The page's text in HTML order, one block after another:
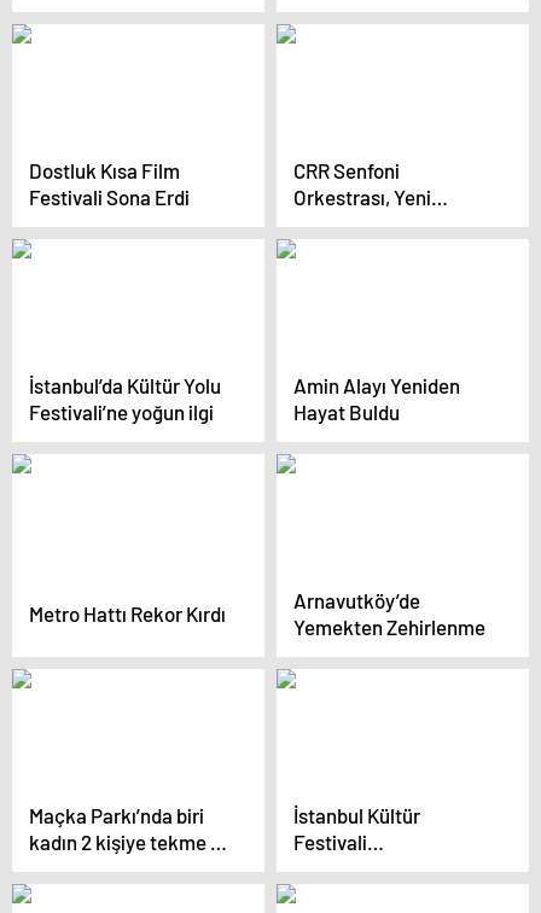
Dostluk Kısa Film
Festivali Sona Erdi
CRR Senfoni
Orkestrası, Yeni
Sezonyu Açtı
İstanbul’da Kültür Yolu
Festivali’ne yoğun ilgi
Amin Alayı Yeniden
Hayat Buldu
Metro Hattı Rekor Kırdı
Arnavutköy’de
Yemekten Zehirlenme
Maçka Parkı’nda biri
kadın 2 kişiye tekme ve
yumruklarla saldırı
İstanbul Kültür
Festivali
Sanatseverleri
Ağırlıyor